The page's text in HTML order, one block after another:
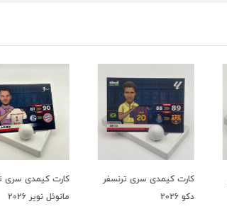
کارت کیمدی سری ترنسفر
کارت کیمدی سری ترنسفر
مانوئل نویر 2026